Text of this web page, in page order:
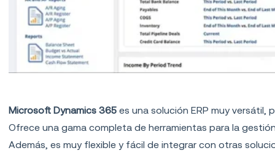
Microsoft Dynamics 365 es una solución ERP muy
Ofrece una gama completa de herramientas para la
Además, es muy flexible y fácil de integrar con otras